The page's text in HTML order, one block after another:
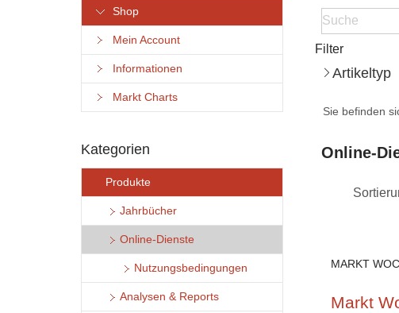
Shop
Mein Account
Informationen
Markt Charts
Kategorien
Produkte
Jahrbücher
Online-Dienste
Nutzungsbedingungen
Analysen & Reports
Filter
Artikeltyp
Sie befinden
Online-
MARKT
Markt